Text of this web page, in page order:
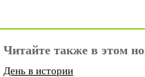
Читайте также в этом
День в истории